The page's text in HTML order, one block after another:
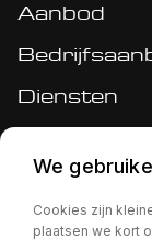
Aanbod
Diensten
Over ons
Verkocht
We
Cookies zijn
plaatsen we kort